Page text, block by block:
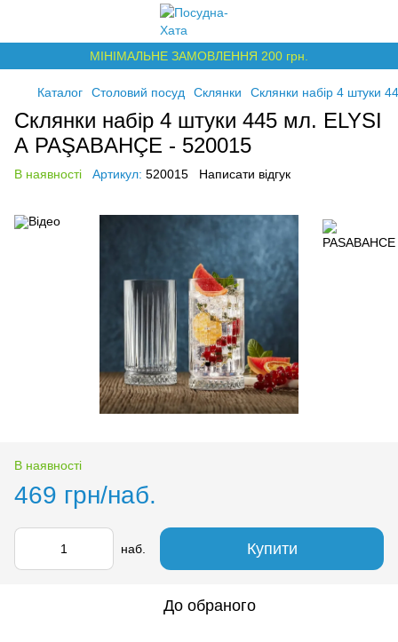
МІНІМАЛЬНЕ ЗАМОВЛЕННЯ 200 грн.
Каталог Столовий посуд Склянки Склянки набір 4 штуки
Склянки набір 4 штуки 445 мл. ELYSI
A PAŞABAHÇE - 520015
В наявності Артикул: 520015 Написати відгук
В наявності
469 грн/наб.
наб. Купити
До обраного